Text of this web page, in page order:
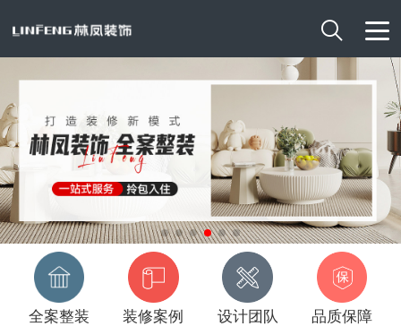

全案整装 装修案例 设计团队 品质保障